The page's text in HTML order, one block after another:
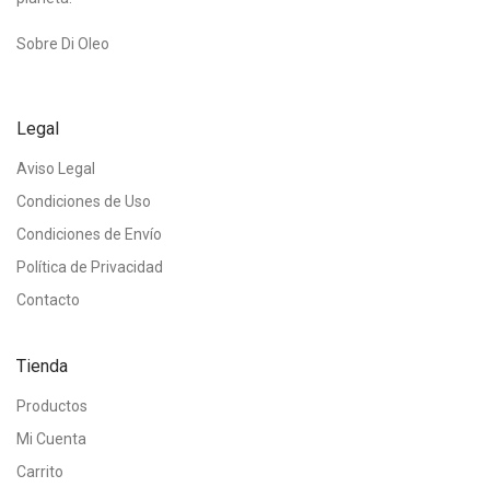
Sobre Di Oleo
Legal
Aviso Legal
Condiciones de Uso
Condiciones de Envío
Política de Privacidad
Contacto
Tienda
Productos
Mi Cuenta
Carrito